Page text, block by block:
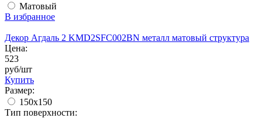
Матовый
В избранное
Декор Агдаль 2 KMD2SFC002BN металл матовый структура
Цена:
523
руб/шт
Купить
Размер:
150x150
Тип поверхности: